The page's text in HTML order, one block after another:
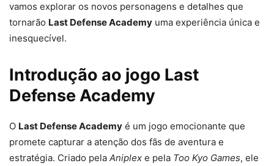
vamos explorar os novos personagens e detalhes que
tornarão Last Defense Academy uma experiência única e
inesquecível.
Introdução ao jogo Last
Defense Academy
O Last Defense Academy é um jogo emocionante que
promete capturar a atenção dos fãs de aventura e
estratégia. Criado pela Aniplex e pela Too Kyo Games, ele